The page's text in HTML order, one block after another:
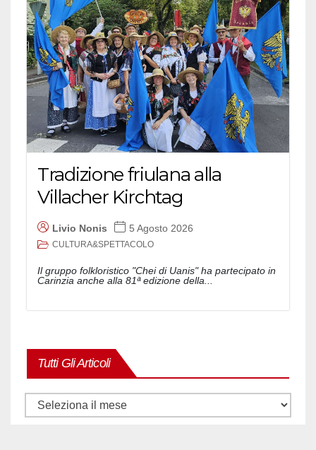
Tradizione friulana alla
Villacher Kirchtag
Livio Nonis 5 Agosto 2026
CULTURA&SPETTACOLO
Il gruppo folkloristico "Chei di Uanis" ha partecipato in
Carinzia anche alla 81ª edizione della...
Tutti Gli Articoli
Tutti